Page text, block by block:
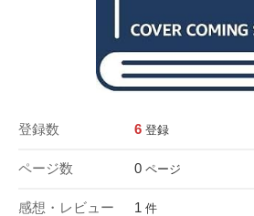
登録数 6 登録
ページ数 0 ページ
感想・レビュー 1 件